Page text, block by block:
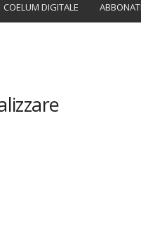
COELUM DIGITALE ABBONATI